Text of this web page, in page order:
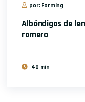
por: Farming
Albóndigas de
romero
40 min